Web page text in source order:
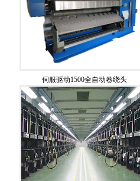
伺服驱动1500全自动卷绕头